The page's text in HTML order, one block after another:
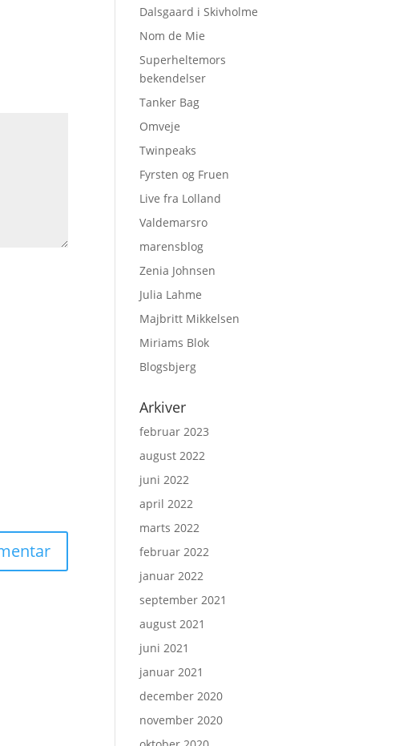
Dalsgaard i Skivholme
Nom de Mie
Superheltemors
bekendelser
Tanker Bag
Omveje
Twinpeaks
Fyrsten og Fruen
Live fra Lolland
Valdemarsro
marensblog
Zenia Johnsen
Julia Lahme
Majbritt Mikkelsen
Miriams Blok
Blogsbjerg
Arkiver
februar 2023
august 2022
juni 2022
april 2022
marts 2022
februar 2022
januar 2022
september 2021
august 2021
juni 2021
januar 2021
december 2020
november 2020